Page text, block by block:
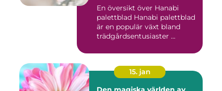
En översikt över Hanabi
palettblad Hanabi palettblad
är en populär växt bland
trädgårdsentusiaster ...
15. jan